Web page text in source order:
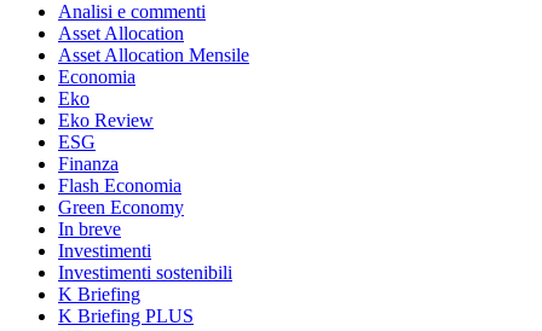
Analisi e commenti
Asset Allocation
Asset Allocation Mensile
Economia
Eko
Eko Review
ESG
Finanza
Flash Economia
Green Economy
In breve
Investimenti
Investimenti sostenibili
K Briefing
K Briefing PLUS